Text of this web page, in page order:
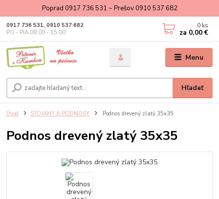
Poprad 0917 736 531 ~ Prešov 0910 537 682
Menu
Hľadať
0917 736 531, 0910 537 682
PO - PIA 08:00 - 15:00
0 ks
za 0,00 €
Úvod STOJANY & PODNOSY Podnos drevený zlatý 35x35
Podnos drevený zlatý 35x35